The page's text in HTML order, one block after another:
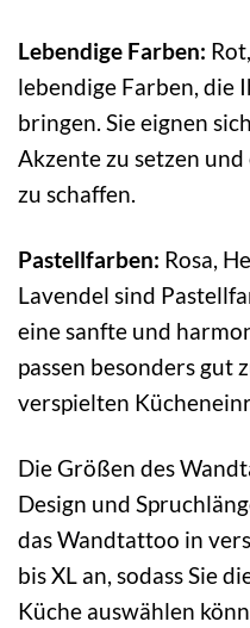
Lebendige Farben:
lebendige Farben, die
bringen. Sie eignen
Akzente zu setzen
zu schaffen.
Pastellfarben: Rosa,
Lavendel sind
eine sanfte und
passen besonders gut
verspielten
Die Größen des
Design und
das Wandtattoo in
bis XL an, sodass Sie
Küche auswählen